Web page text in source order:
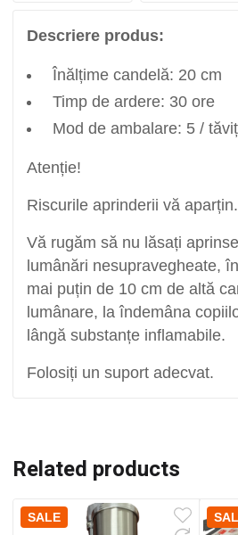
Descriere produs:
Înălțime candelă: 20 cm
Timp de ardere: 30 ore
Mod de ambalare: 5 /
Atenție!
Riscurile aprinderii vă aparțin.
Vă rugăm să nu lăsați
lumânări nesupravegheate,
mai puțin de 10 cm de altă
lumânare, la îndemâna
lângă substanțe inflamabile.
Folosiți un suport adecvat.
Related products
SALE